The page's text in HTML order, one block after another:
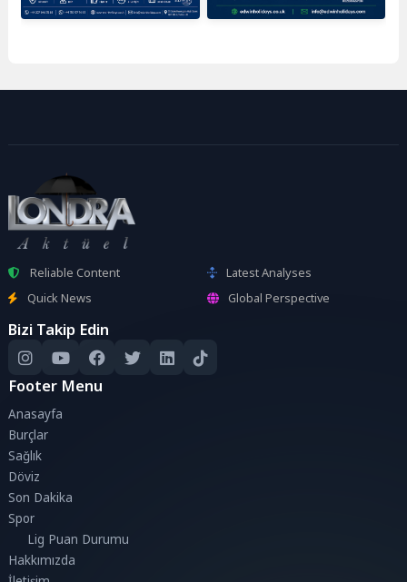
Reliable Content
Latest Analyses
Quick News
Global Perspective
Bizi Takip Edin
Footer Menu
Anasayfa
Burçlar
Sağlık
Döviz
Son Dakika
Spor
Lig Puan Durumu
Hakkımızda